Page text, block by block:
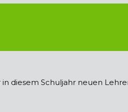
diesem Schuljahr neuen